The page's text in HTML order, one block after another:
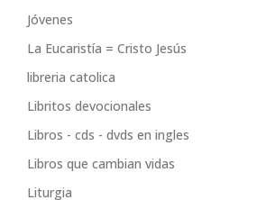
Jóvenes
La Eucaristía = Cristo Jesús
libreria catolica
Libritos devocionales
Libros - cds - dvds en ingles
Libros que cambian vidas
Liturgia